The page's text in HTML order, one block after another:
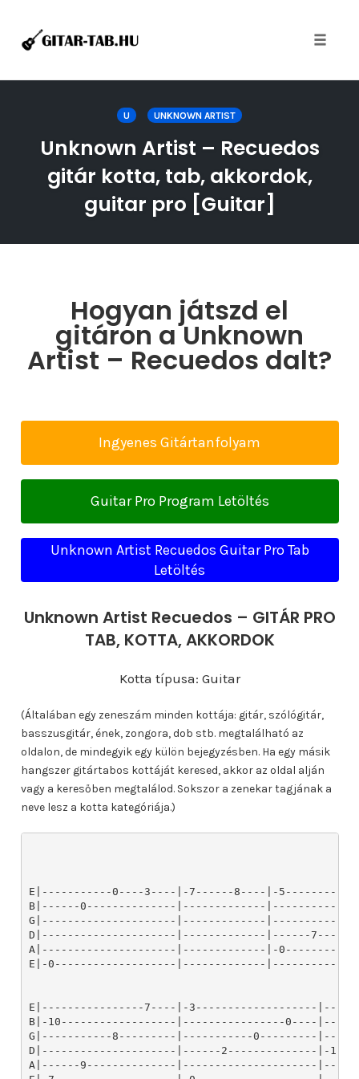
U UNKNOWN ARTIST
Unknown Artist – Recuedos
gitár kotta, tab, akkordok,
guitar pro [Guitar]
Hogyan játszd el
gitáron a Unknown
Artist – Recuedos dalt?
Ingyenes Gitártanfolyam
Guitar Pro Program Letöltés
Unknown Artist Recuedos Guitar Pro Tab
Letöltés
Unknown Artist Recuedos – GITÁR PRO
TAB, KOTTA, AKKORDOK
Kotta típusa: Guitar
(Általában egy zeneszám minden kottája: gitár, szólógitár,
basszusgitár, ének, zongora, dob stb. megtalálható az
oldalon, de mindegyik egy külön bejegyzésben. Ha egy másik
hangszer gitártabos kottáját keresed, akkor az oldal alján
vagy a keresőben megtalálod. Sokszor a zenekar tagjának a
neve lesz a kotta kategóriája.)
E|-----------0----3----|-7------8----|-
B|------0--------------|-------------
G|---------------------|-------------|-----------
D|---------------------|-------------|------
A|---------------------|-------------|-
E|-0-------------------|-------------
E|----------------7----|-3-------------------
B|-10------------------|----------------0----
G|-----------8---------|-----------0---------
D|---------------------|------2--------------|-
A|------9--------------|---------------------